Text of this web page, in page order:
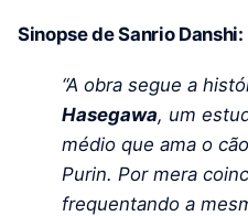
Sinopse de Sanrio Danshi:
“A obra segue a
Hasegawa, um
médio que ama o
Purin. Por mera
frequentando a